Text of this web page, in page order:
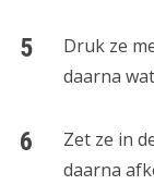
Druk ze
daarna
Zet ze in
daarna